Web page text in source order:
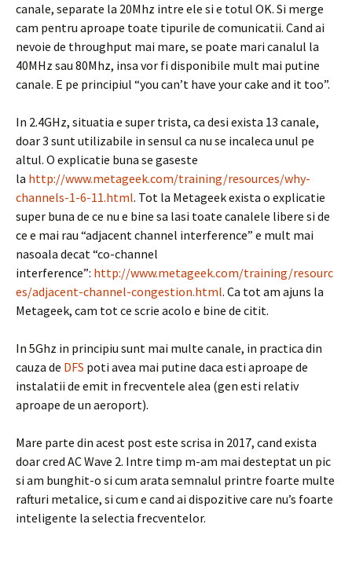
canale, separate la 20Mhz intre ele si e totul OK. Si merge
cam pentru aproape toate tipurile de comunicatii. Cand ai
nevoie de throughput mai mare, se poate mari canalul la
40MHz sau 80Mhz, insa vor fi disponibile mult mai putine
canale. E pe principiul “you can’t have your cake and it too”.
In 2.4GHz, situatia e super trista, ca desi exista 13 canale,
doar 3 sunt utilizabile in sensul ca nu se incaleca unul pe
altul. O explicatie buna se gaseste
la http://www.metageek.com/training/resources/why-
channels-1-6-11.html. Tot la Metageek exista o explicatie
super buna de ce nu e bine sa lasi toate canalele libere si de
ce e mai rau “adjacent channel interference” e mult mai
nasoala decat “co-channel
interference”: http://www.metageek.com/training/resourc
es/adjacent-channel-congestion.html. Ca tot am ajuns la
Metageek, cam tot ce scrie acolo e bine de citit.
In 5Ghz in principiu sunt mai multe canale, in practica din
cauza de DFS poti avea mai putine daca esti aproape de
instalatii de emit in frecventele alea (gen esti relativ
aproape de un aeroport).
Mare parte din acest post este scrisa in 2017, cand exista
doar cred AC Wave 2. Intre timp m-am mai desteptat un pic
si am bunghit-o si cum arata semnalul printre foarte multe
rafturi metalice, si cum e cand ai dispozitive care nu’s foarte
inteligente la selectia frecventelor.